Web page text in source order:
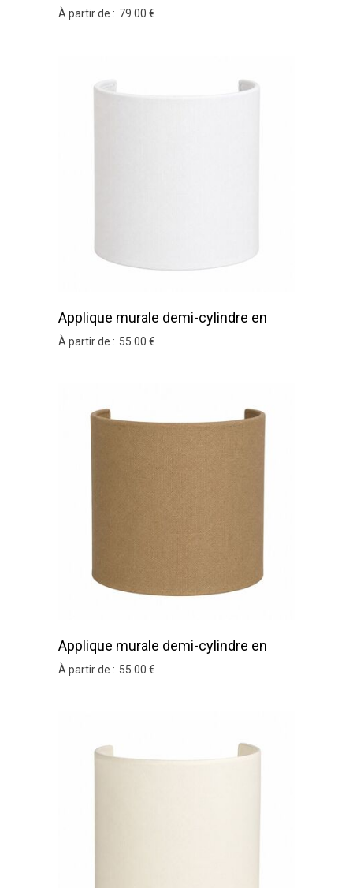
À partir de : 79 .00 €
Applique murale demi-cylindre en
coton blanc
À partir de : 55 .00 €
Applique murale demi-cylindre en
coton ficelle
À partir de : 55 .00 €